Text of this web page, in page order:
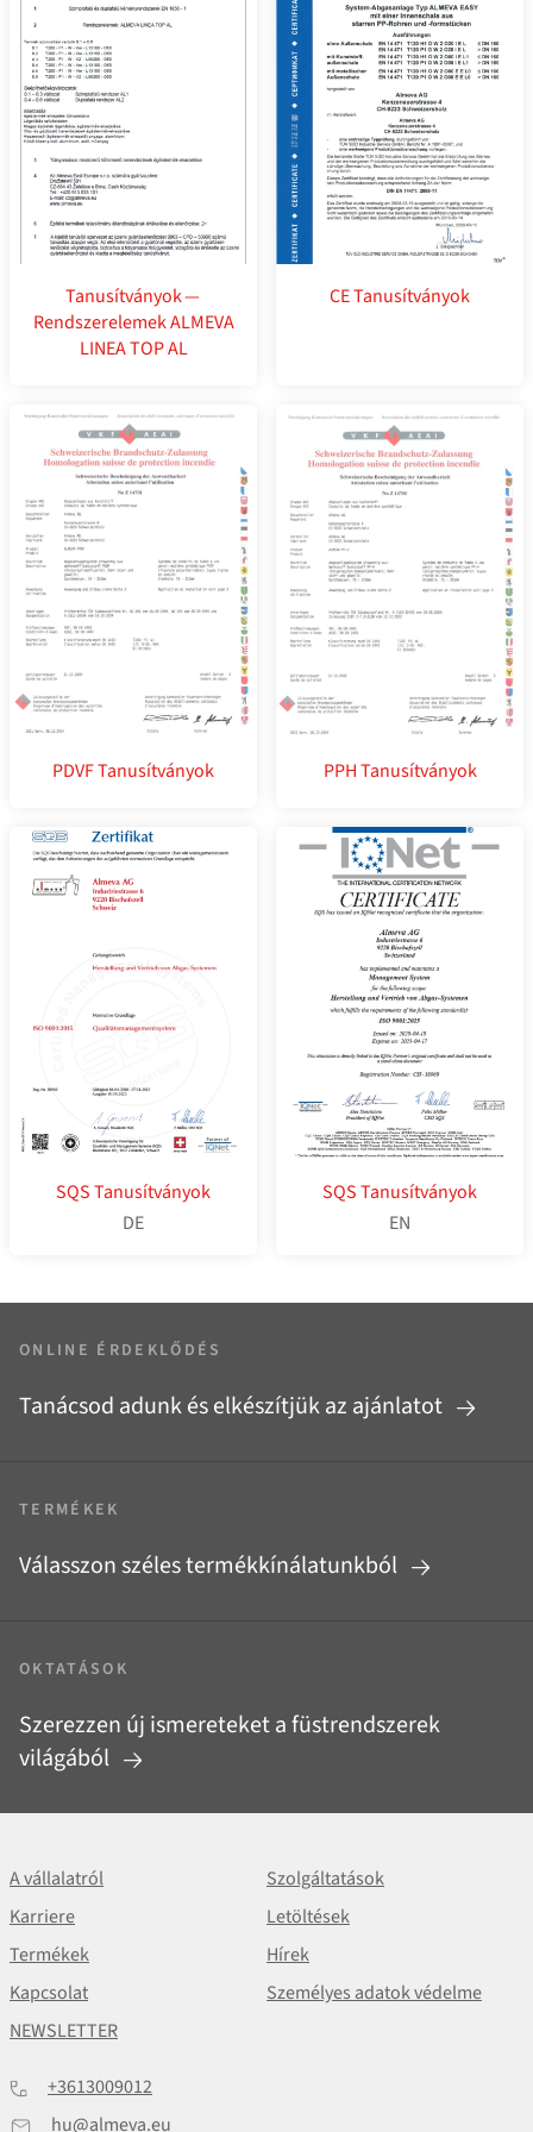
Tanusítványok —
Rendszerelemek ALMEVA
LINEA TOP AL
CE Tanusítványok
PDVF Tanusítványok PPH Tanusítványok
SQS Tanusítványok
DE
SQS Tanusítványok
EN
ONLINE ÉRDEKLŐDÉS
Tanácsod adunk és elkészítjük az ajánlatot
TERMÉKEK
Válasszon széles termékkínálatunkból
OKTATÁSOK
Szerezzen új ismereteket a füstrendszerek
világából
A vállalatról
Szolgáltatások
Karriere
Letöltések
Termékek
Hírek
Kapcsolat
Személyes adatok védelme
NEWSLETTER
+3613009012
hu@almeva.eu